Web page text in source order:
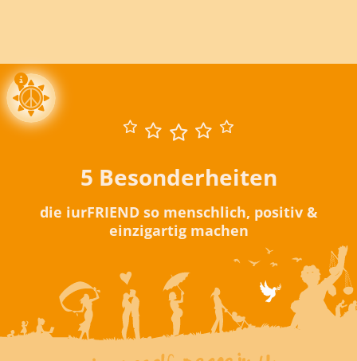
5 Besonderheiten
die iurFRIEND so menschlich, positiv &
einzigartig machen